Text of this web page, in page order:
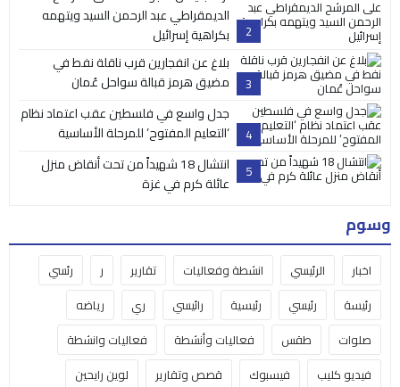
2
الديمقراطي عبد الرحمن السيد ويتهمه
بكراهية إسرائيل
3
بلاغ عن انفجارين قرب ناقلة نفط في
مضيق هرمز قبالة سواحل عُمان
4
جدل واسع في فلسطين عقب اعتماد نظام
‘التعليم المفتوح’ للمرحلة الأساسية
5
انتشال 18 شهيداً من تحت أنقاض منزل
عائلة كرم في غزة
وسوم
اخبار الرئيسي انشطة وفعاليات تقارير ر
رئسي
رئيسة
رئيسي رئيسية رائيسي ري
رياضه
صلوات
طقس فعاليات وأنشطة
فعاليات وانشطة
فيديو كليب
فيسبوك قصص وتقارير لوين رايحين